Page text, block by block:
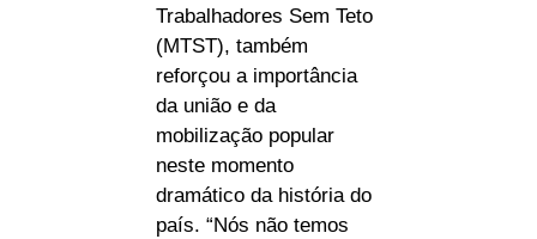
Trabalhadores Sem Teto
(MTST), também
reforçou a importância
da união e da
mobilização popular
neste momento
dramático da história do
país. “Nós não temos